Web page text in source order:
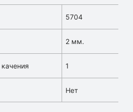
5704
2 мм.
1
Нет